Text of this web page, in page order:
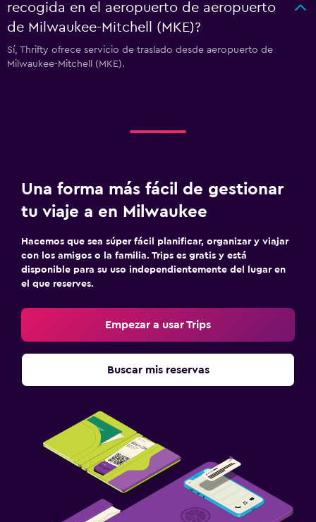
recogida en el aeropuerto de aeropuerto
de Milwaukee-Mitchell (MKE)?
Sí, Thrifty ofrece servicio de traslado desde aeropuerto de
Milwaukee-Mitchell (MKE).
Una forma más fácil de gestionar
tu viaje a en Milwaukee
Hacemos que sea súper fácil planificar, organizar y viajar
con los amigos o la familia. Trips es gratis y está
disponible para su uso independientemente del lugar en
el que reserves.
Empezar a usar Trips
Buscar mis reservas